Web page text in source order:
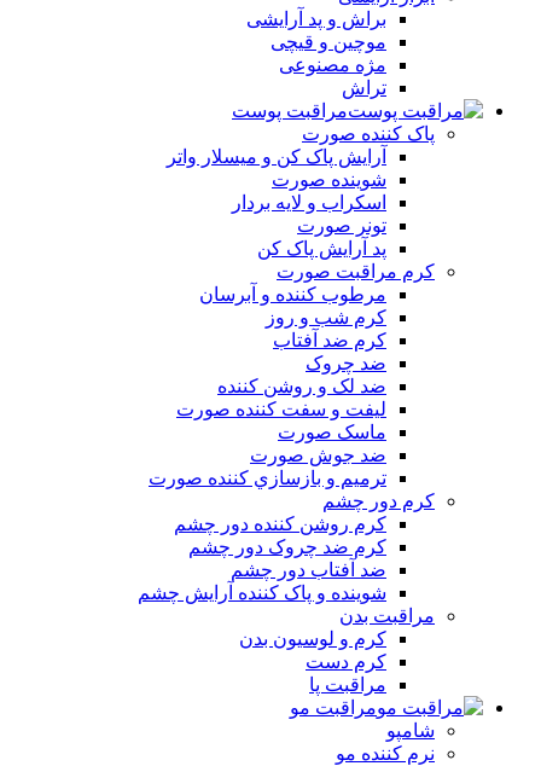
براش و پد آرایشی
موچین و قیچی
مژه مصنوعی
تراش
مراقبت پوست
پاک کننده صورت
آرايش پاک کن و ميسلار واتر
شوينده صورت
اسکراب و لايه بردار
تونر صورت
پد آرايش پاک کن
کرم مراقبت صورت
مرطوب کننده و آبرسان
کرم شب و روز
کرم ضد آفتاب
ضد چروک
ضد لک و روشن کننده
ليفت و سفت کننده صورت
ماسک صورت
ضد جوش صورت
ترميم و بازسازي کننده صورت
کرم دور چشم
کرم روشن کننده دور چشم
کرم ضد چروک دور چشم
ضد آفتاب دور چشم
شوينده و پاک کننده آرايش چشم
مراقبت بدن
کرم و لوسيون بدن
کرم دست
مراقبت پا
مراقبت مو
شامپو
نرم کننده مو